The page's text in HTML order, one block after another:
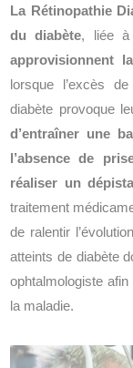
La Rétinopathie
du diabète, liée à
approvisionnent
lorsque l’excès
diabète provoque
d’entraîner une
l’absence de
réaliser un
traitement
de ralentir
atteints de diabète
ophtalmologiste
la maladie.